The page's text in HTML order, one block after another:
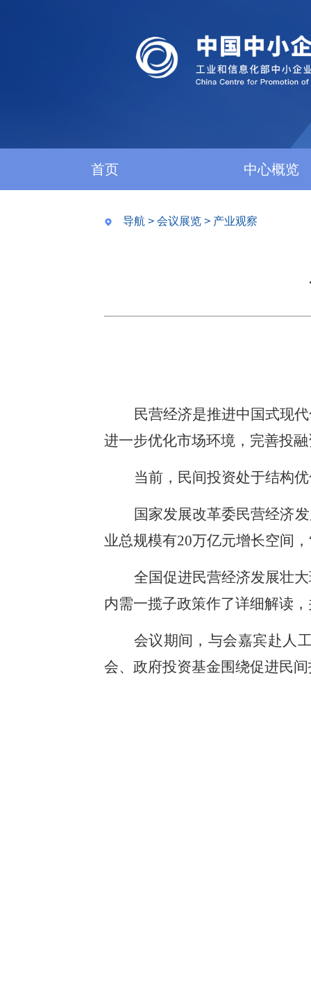
首页 中心概览
导航 > 会议展览 > 产业观察
民营经济是推进中国式现
进一步优化市场环境，完善投
当前，民间投资处于结构
国家发展改革委民营经济
业总规模有20万亿元增长空间
全国促进民营经济发展壮
内需一揽子政策作了详细解读
会议期间，与会嘉宾赴人
会、政府投资基金围绕促进民